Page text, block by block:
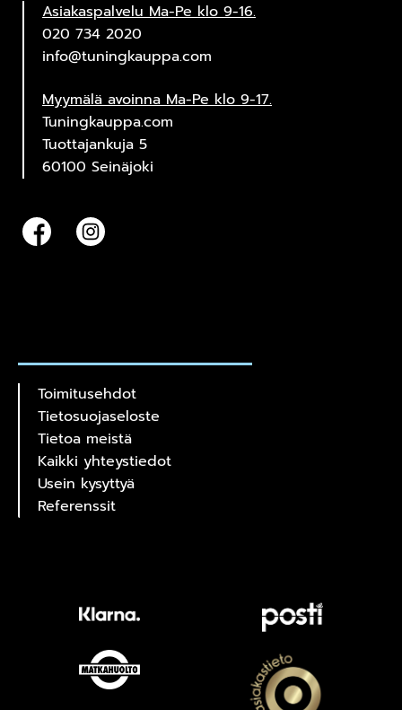
Asiakaspalvelu Ma-Pe klo 9-16.
020 734 2020
info@tuningkauppa.com
Myymälä avoinna Ma-Pe klo 9-17.
Tuningkauppa.com
Tuottajankuja 5
60100 Seinäjoki
Toimitusehdot
Tietosuojaseloste
Tietoa meistä
Kaikki yhteystiedot
Usein kysyttyä
Referenssit